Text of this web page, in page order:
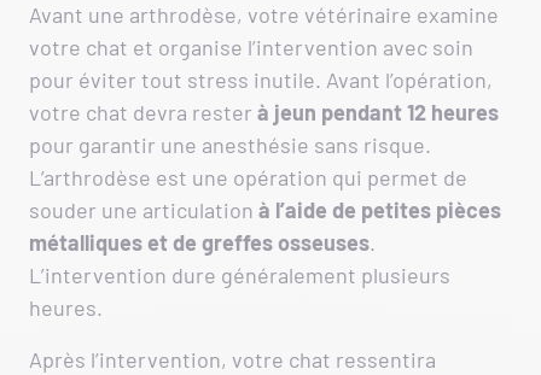
Avant une arthrodèse, votre vétérinaire examine
votre chat et organise l’intervention avec soin
pour éviter tout stress inutile. Avant l’opération,
votre chat devra rester à jeun pendant 12 heures
pour garantir une anesthésie sans risque.
L’arthrodèse est une opération qui permet de
souder une articulation à l’aide de petites pièces
métalliques et de greffes osseuses.
L’intervention dure généralement plusieurs
heures.
Après l’intervention, votre chat ressentira